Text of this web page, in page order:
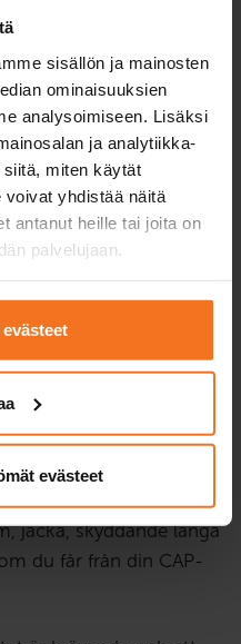
sisällön ja mainosten
ominaisuuksien
analysoimiseen. Lisäksi
ja analytiikka-
miten käytät
yhdistää näitä
antanut heille tai joita on
palvelujaan.
evästeet
körlektionerna och
ansvariga föraren.
alltid enligt den kurs du
kan vid behov
. Våra
under hela din
på en plats som
av mopeden, långsam
med nödbromsning.
ska ha lämplig
jacka, skyddande långa
du får från din CAP-